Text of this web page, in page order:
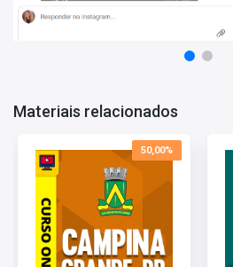
Inscrições: De 14/05/2026 a 13/07/2026
Taxa de Inscrição: R$ 150,00
Prova: 30/08/2026
Materiais relacionados
50,00%